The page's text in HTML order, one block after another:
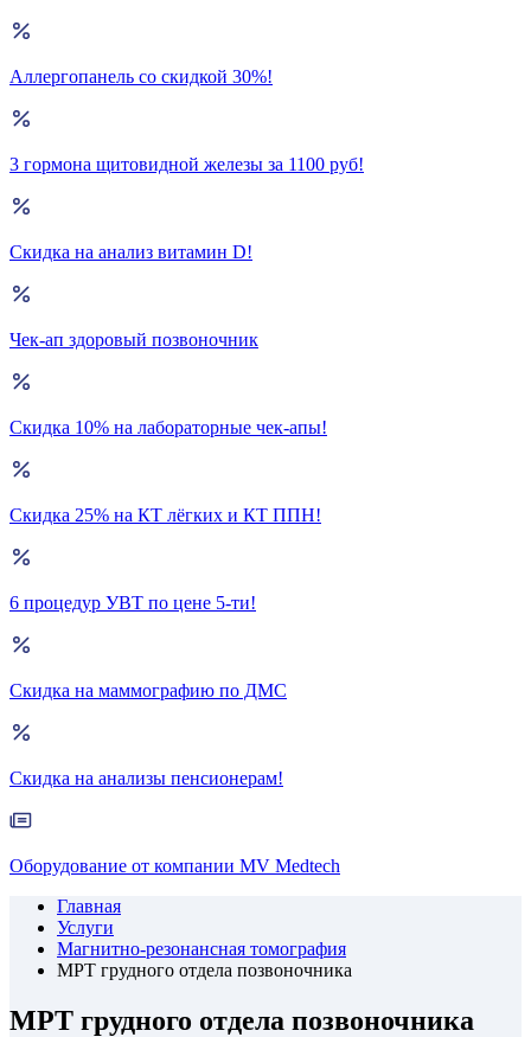
Аллергопанель со скидкой 30%!
3 гормона щитовидной железы за 1100 руб!
Скидка на анализ витамин D!
Чек-ап здоровый позвоночник
Скидка 10% на лабораторные чек-апы!
Скидка 25% на КТ лёгких и КТ ППН!
6 процедур УВТ по цене 5-ти!
Скидка на маммографию по ДМС
Скидка на анализы пенсионерам!
Оборудование от компании MV Medtech
Главная
Услуги
Магнитно-резонансная томография
МРТ грудного отдела позвоночника
МРТ грудного отдела позвоночника